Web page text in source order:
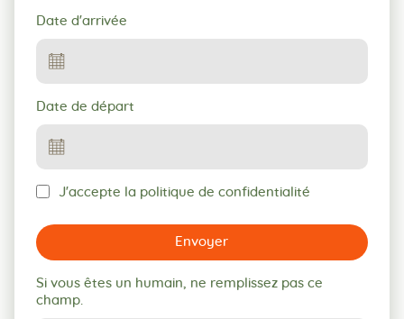
Date d'arrivée
Date de départ
J'accepte la politique de confidentialité
Envoyer
Si vous êtes un humain, ne remplissez pas ce
champ.